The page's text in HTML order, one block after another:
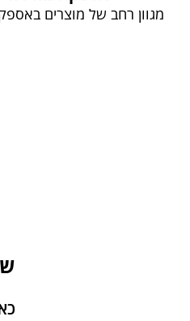
מגוון רחב של מוצרים